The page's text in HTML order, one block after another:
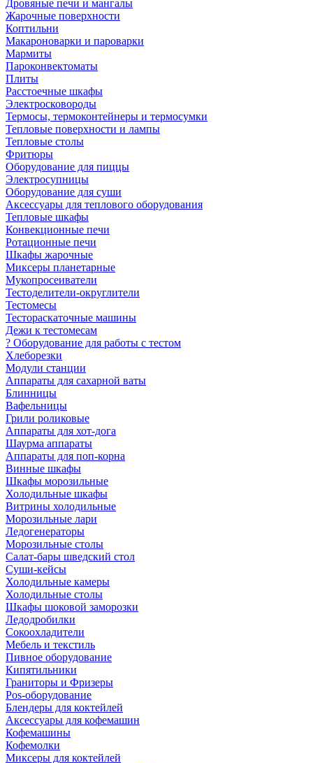
Дровяные печи и мангалы
Жарочные поверхности
Коптильни
Макароноварки и пароварки
Мармиты
Пароконвектоматы
Плиты
Расстоечные шкафы
Электросковороды
Термосы, термоконтейнеры и термосумки
Тепловые поверхности и лампы
Тепловые столы
Фритюры
Оборудование для пиццы
Электросупницы
Оборудование для суши
Аксессуары для теплового оборудования
Тепловые шкафы
Конвекционные печи
Ротационные печи
Шкафы жарочные
Миксеры планетарные
Мукопросеиватели
Тестоделители-округлители
Тестомесы
Тестораскаточные машины
Дежи к тестомесам
? Оборудование для работы с тестом
Хлеборезки
Модули станции
Аппараты для сахарной ваты
Блинницы
Вафельницы
Грили роликовые
Аппараты для хот-дога
Шаурма аппараты
Аппараты для поп-корна
Винные шкафы
Шкафы морозильные
Холодильные шкафы
Витрины холодильные
Морозильные лари
Ледогенераторы
Морозильные столы
Салат-бары шведский стол
Суши-кейсы
Холодильные камеры
Холодильные столы
Шкафы шоковой заморозки
Ледодробилки
Сокоохладители
Мебель и текстиль
Пивное оборудование
Кипятильники
Граниторы и Фризеры
Pos-оборудование
Блендеры для коктейлей
Аксессуары для кофемашин
Кофемашины
Кофемолки
Миксеры для коктейлей